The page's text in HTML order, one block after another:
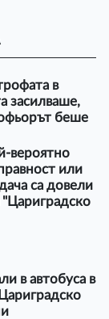
в
засилваше,
беше
вероятно
или
са довели
в автобуса в